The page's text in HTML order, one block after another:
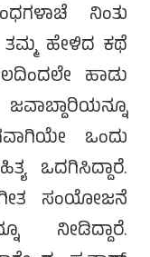
ನಿಂತು
ಹೇಳಿದ ಕಥೆ
ಹಾಡು
ಒಂದು
ಒದಗಿಸಿದ್ದಾರೆ.
ಸಂಯೋಜನೆ
ನೀಡಿದ್ದಾರೆ.